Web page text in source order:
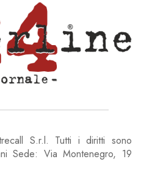
S.r.l. Tutti i diritti sono
Sede: Via Montenegro, 19